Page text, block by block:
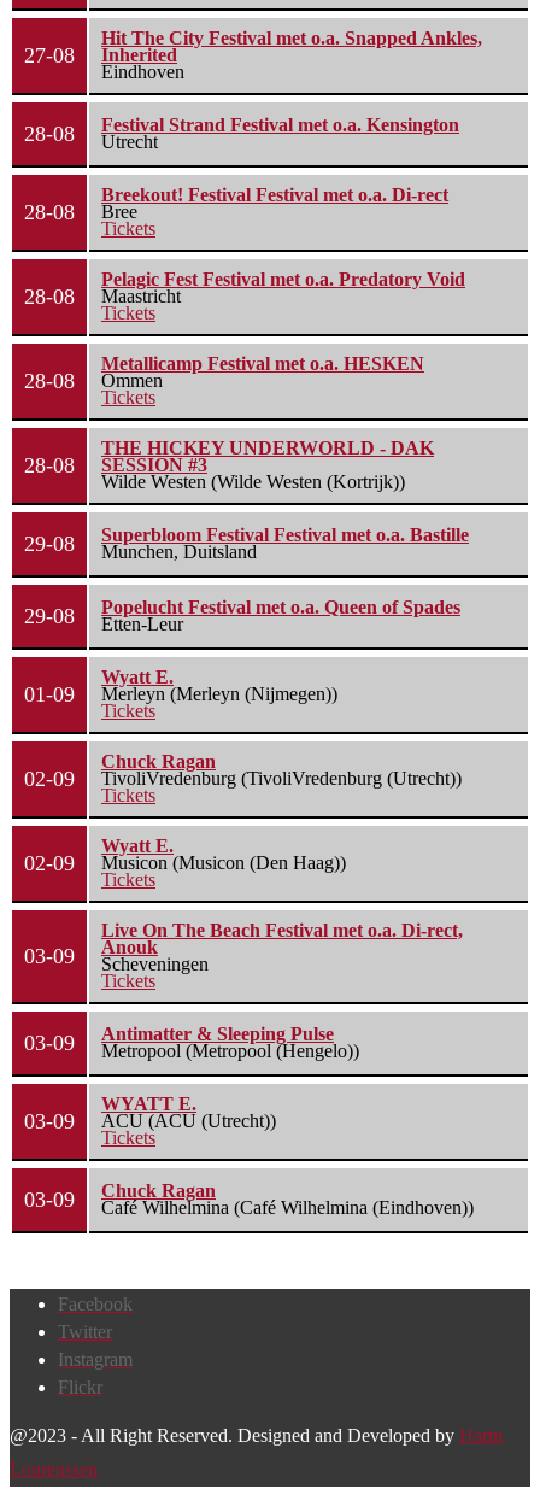
27-08
Hit The City Festival met o.a. Snapped Ankles,
Inherited
Eindhoven
28-08
Festival Strand Festival met o.a. Kensington
Utrecht
28-08
Breekout! Festival Festival met o.a. Di-rect
Bree
Tickets
28-08
Pelagic Fest Festival met o.a. Predatory Void
Maastricht
Tickets
28-08
Metallicamp Festival met o.a. HESKEN
Ommen
Tickets
28-08
THE HICKEY UNDERWORLD - DAK
SESSION #3
Wilde Westen (Wilde Westen (Kortrijk))
29-08
Superbloom Festival Festival met o.a. Bastille
Munchen, Duitsland
29-08
Popelucht Festival met o.a. Queen of Spades
Etten-Leur
01-09
Wyatt E.
Merleyn (Merleyn (Nijmegen))
Tickets
02-09
Chuck Ragan
TivoliVredenburg (TivoliVredenburg (Utrecht))
Tickets
02-09
Wyatt E.
Musicon (Musicon (Den Haag))
Tickets
03-09
Live On The Beach Festival met o.a. Di-rect,
Anouk
Scheveningen
Tickets
03-09
Antimatter & Sleeping Pulse
Metropool (Metropool (Hengelo))
03-09
WYATT E.
ACU (ACU (Utrecht))
Tickets
03-09
Chuck Ragan
Café Wilhelmina (Café Wilhelmina (Eindhoven))
Facebook
Twitter
Instagram
Flickr
@2023 - All Right Reserved. Designed and Developed by Harm
Lourenssen